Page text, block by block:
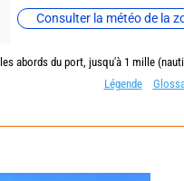
Consulter la météo de la
abords du port, jusqu'à 1 mille
Légende